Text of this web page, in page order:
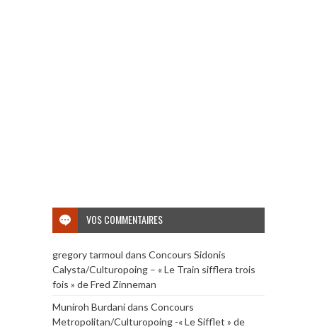
VOS COMMENTAIRES
gregory tarmoul dans Concours Sidonis
Calysta/Culturopoing – « Le Train sifflera trois
fois » de Fred Zinneman
Muniroh Burdanidans Concours
Metropolitan/Culturopoing -« Le Sifflet » de